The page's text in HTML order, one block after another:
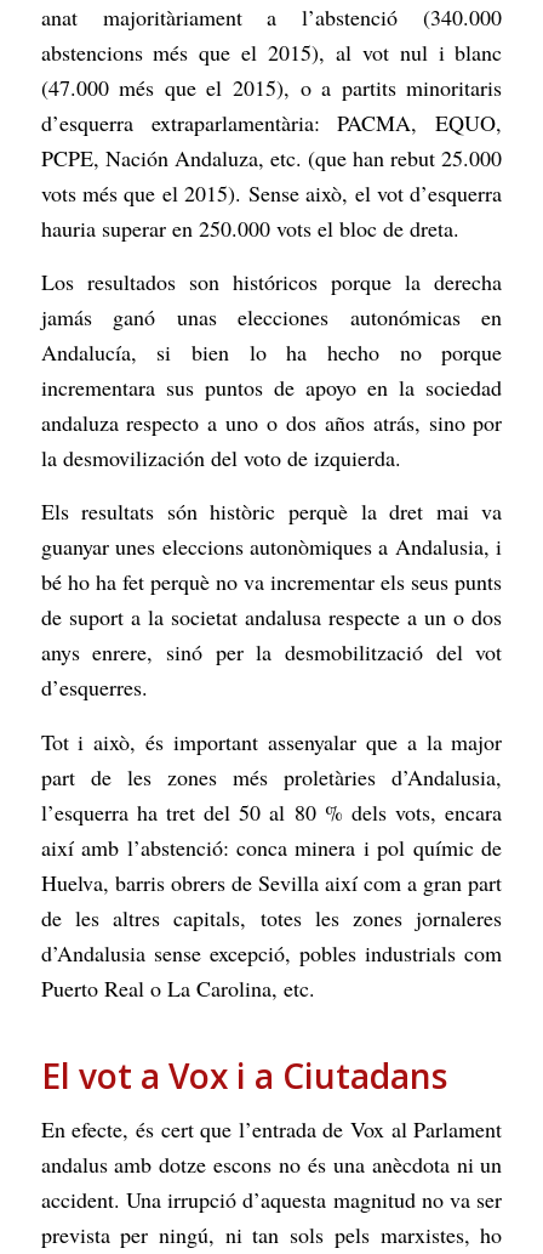
anat majoritàriament a l’abstenció (340.000
abstencions més que el 2015), al vot nul i blanc
(47.000 més que el 2015), o a partits minoritaris
d’esquerra extraparlamentària: PACMA, EQUO,
PCPE, Nación Andaluza, etc. (que han rebut 25.000
vots més que el 2015). Sense això, el vot d’esquerra
hauria superar en 250.000 vots el bloc de dreta.
Los resultados son históricos porque la derecha
jamás ganó unas elecciones autonómicas en
Andalucía, si bien lo ha hecho no porque
incrementara sus puntos de apoyo en la sociedad
andaluza respecto a uno o dos años atrás, sino por
la desmovilización del voto de izquierda.
Els resultats són històric perquè la dret mai va
guanyar unes eleccions autonòmiques a Andalusia, i
bé ho ha fet perquè no va incrementar els seus punts
de suport a la societat andalusa respecte a un o dos
anys enrere, sinó per la desmobilització del vot
d’esquerres.
Tot i això, és important assenyalar que a la major
part de les zones més proletàries d’Andalusia,
l’esquerra ha tret del 50 al 80 % dels vots, encara
així amb l’abstenció: conca minera i pol químic de
Huelva, barris obrers de Sevilla així com a gran part
de les altres capitals, totes les zones jornaleres
d’Andalusia sense excepció, pobles industrials com
Puerto Real o La Carolina, etc.
El vot a Vox i a Ciutadans
En efecte, és cert que l’entrada de Vox al Parlament
andalus amb dotze escons no és una anècdota ni un
accident. Una irrupció d’aquesta magnitud no va ser
prevista per ningú, ni tan sols pels marxistes, ho